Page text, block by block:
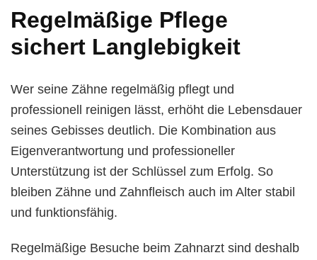
Regelmäßige Pflege
sichert Langlebigkeit
Wer seine Zähne regelmäßig pflegt und
professionell reinigen lässt, erhöht die Lebensdauer
seines Gebisses deutlich. Die Kombination aus
Eigenverantwortung und professioneller
Unterstützung ist der Schlüssel zum Erfolg. So
bleiben Zähne und Zahnfleisch auch im Alter stabil
und funktionsfähig.
Regelmäßige Besuche beim Zahnarzt sind deshalb